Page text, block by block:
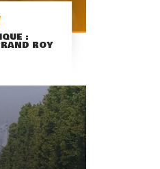
:
ROY